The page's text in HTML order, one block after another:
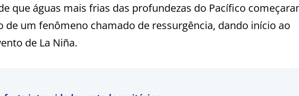
que águas mais frias das profundezas do Pacífico
um fenômeno chamado de ressurgência, dando início ao
de La Niña.